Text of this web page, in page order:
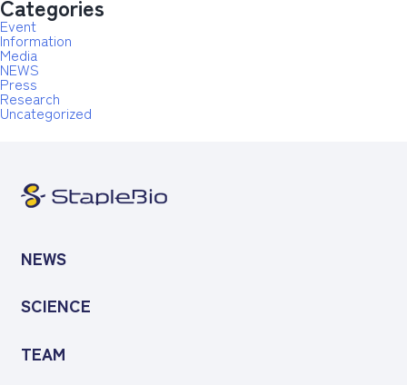
Categories
Event
Information
Media
NEWS
Press
Research
Uncategorized
NEWS
SCIENCE
TEAM